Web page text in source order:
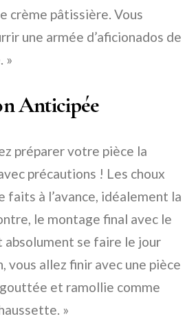
crème pâtissière. Vous
une armée d’aficionados de
»
Anticipée
préparer votre pièce la
précautions ! Les choux
faits à l’avance, idéalement la
le montage final avec le
absolument se faire le jour
vous allez finir avec une pièce
et ramollie comme
»